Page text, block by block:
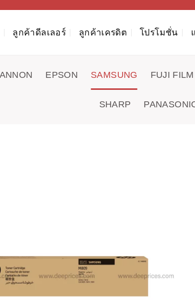
ลูกค้าดีลเลอร์ ลูกค้าเครดิต โปรโมชั่น
EPSON SAMSUNG FUJI FILM
SHARP